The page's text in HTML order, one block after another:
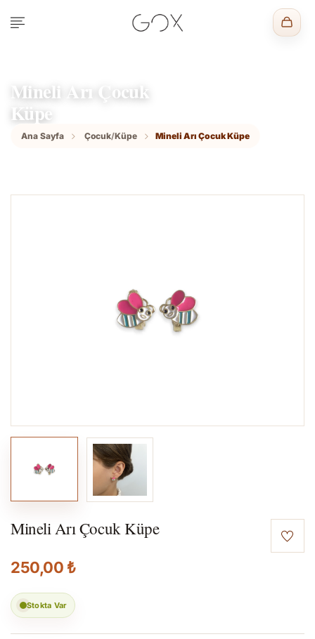
Mineli Arı Çocuk
Küpe
Ana Sayfa Çocuk/Küpe Mineli Arı Çocuk Küpe
Mineli Arı Çocuk Küpe
250,00 ₺
Stokta Var